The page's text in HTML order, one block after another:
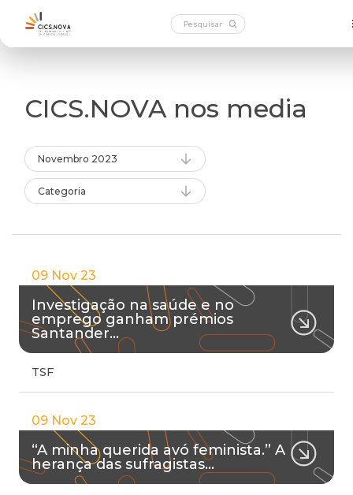
CICS.NOVA nos media
Novembro 2023
Categoria
09 Nov 23
Investigação na saúde e no
emprego ganham prémios
Santander…
TSF
09 Nov 23
“A minha querida avó feminista.” A
herança das sufragistas…